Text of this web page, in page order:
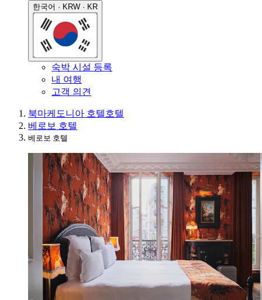
한국어 · KRW · KR
숙박 시설 등록
내 여행
고객 의견
북마케도니아 호텔호텔
베로보 호텔
베로보 호텔